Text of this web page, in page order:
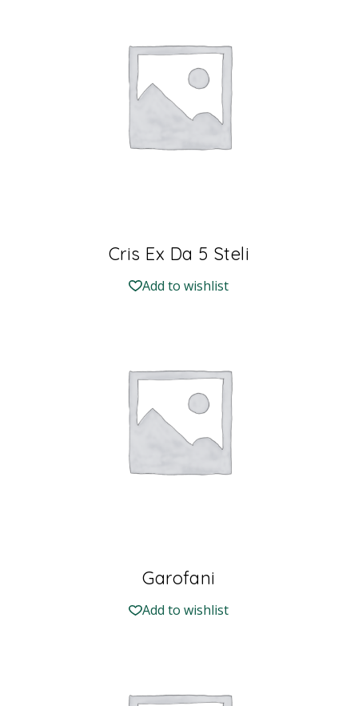
Cris Ex Da 5 Steli
Add to wishlist
Garofani
Add to wishlist